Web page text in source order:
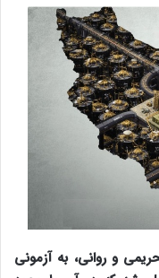
و روانی، به آزمونی